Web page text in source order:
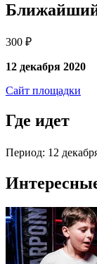
300 ₽
12 декабря 2020
Сайт площадки
Где идет
Период: 12